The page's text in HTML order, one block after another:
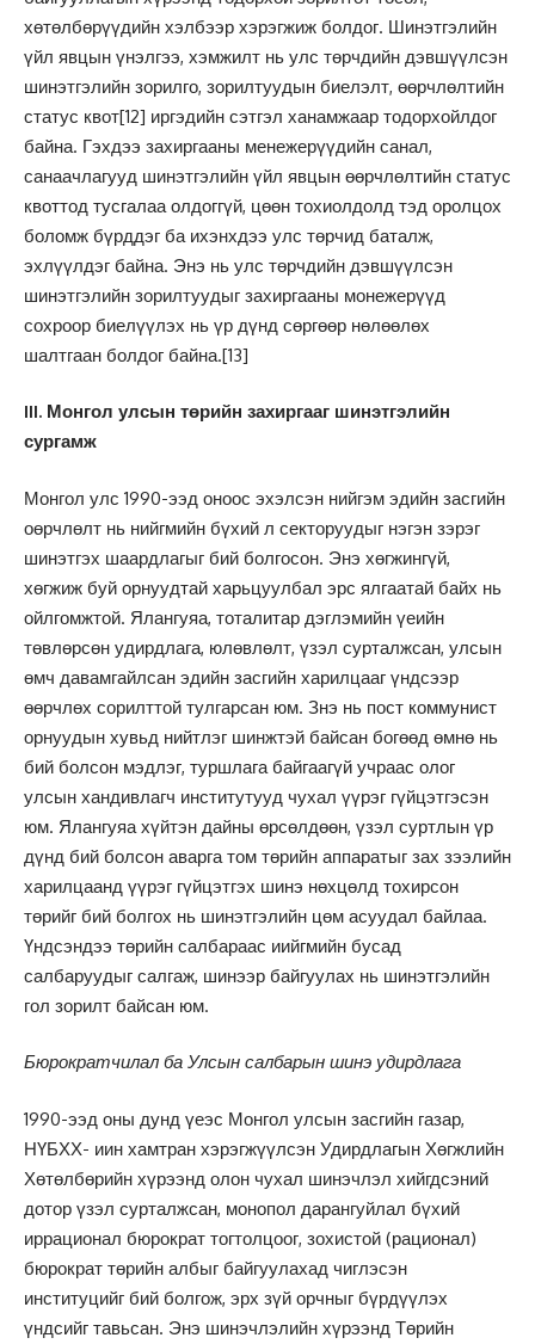
хөтөлбөрүүдийн хэлбээр хэрэгжиж болдог. Шинэтгэлийн
үйл явцын үнэлгээ, хэмжилт нь улс төрчдийн дэвшүүлсэн
шинэтгэлийн зорилго, зорилтуудын биелэлт, өөрчлөлтийн
статус квот[12] иргэдийн сэтгэл ханамжаар тодорхойлдог
байна. Гэхдээ захиргааны менежерүүдийн санал,
санаачлагууд шинэтгэлийн үйл явцын өөрчлөлтийн статус
квоттод тусгалаа олдоггүй, цөөн тохиолдолд тэд оролцох
боломж бүрддэг ба ихэнхдээ улс төрчид баталж,
эхлүүлдэг байна. Энэ нь улс төрчдийн дэвшүүлсэн
шинэтгэлийн зорилтуудыг захиргааны монежерүүд
сохроор биелүүлэх нь үр дүнд сөргөөр нөлөөлөх
шалтгаан болдог байна.[13]
III. Монгол улсын төрийн захиргааг шинэтгэлийн
сургамж
Монгол улс 1990-ээд оноос эхэлсэн нийгэм эдийн засгийн
оөрчлөлт нь нийгмийн бүхий л секторуудыг нэгэн зэрэг
шинэтгэх шаардлагыг бий болгосон. Энэ хөгжингүй,
хөгжиж буй орнуудтай харьцуулбал эрс ялгаатай байх нь
ойлгомжтой. Ялангуяа, тоталитар дэглэмийн үеийн
төвлөрсөн удирдлага, юлөвлөлт, үзэл сурталжсан, улсын
өмч давамгайлсан эдийн засгийн харилцааг үндсээр
өөрчлөх сорилттой тулгарсан юм. Знэ нь пост коммунист
орнуудын хувьд нийтлэг шинжтэй байсан богөөд өмнө нь
бий болсон мэдлэг, туршлага байгаагүй учраас олог
улсын хандивлагч институтууд чухал үүрэг гүйцэтгэсэн
юм. Ялангуяа хүйтэн дайны өрсөлдөөн, үзэл суртлын үр
дүнд бий болсон аварга том төрийн аппаратыг зах зээлийн
харилцаанд үүрэг гүйцэтгэх шинэ нөхцөлд тохирсон
төрийг бий болгох нь шинэтгэлийн цөм асуудал байлаа.
Үндсэндээ төрийн салбараас иийгмийн бусад
салбаруудыг салгаж, шинээр байгуулах нь шинэтгэлийн
гол зорилт байсан юм.
Бюрократчилал ба Улсын салбарын шинэ удирдлага
1990-ээд оны дунд үеэс Монгол улсын засгийн газар,
НҮБХХ- иин хамтран хэрэгжүүлсэн Удирдлагын Хөгжлийн
Хөтөлбөрийн хүрээнд олон чухал шинэчлэл хийгдсэний
дотор үзэл сурталжсан, монопол дарангуйлал бүхий
иррационал бюрократ тогтолцоог, зохистой (рационал)
бюрократ төрийн албыг байгуулахад чиглэсэн
институцийг бий болгож, эрх зүй орчныг бүрдүүлэх
үндсийг тавьсан. Энэ шинэчлэлийн хүрээнд Төрийн